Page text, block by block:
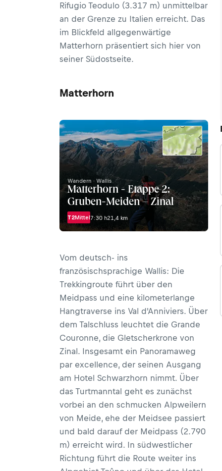
Rifugio Teodulo (3.317 m) unmittelbar
an der Grenze zu Italien erreicht. Das
im Blickfeld allgegenwärtige
Matterhorn präsentiert sich hier von
seiner Südostseite.
Matterhorn
Wandern · Wallis
Matterhorn - Etappe 2:
Gruben-Meiden – Zinal
T2Mittel7:30 h21,4 km
Vom deutsch- ins
französischsprachige Wallis: Die
Trekkingroute führt über den
Meidpass und eine kilometerlange
Hangtraverse ins Val d'Anniviers. Über
dem Talschluss leuchtet die Grande
Couronne, die Gletscherkrone von
Zinal. Insgesamt ein Panoramaweg
par excellence, der seinen Ausgang
am Hotel Schwarzhorn nimmt. Über
das Turtmanntal geht es zunächst
vorbei an den schmucken Alpweilern
von Meide, ehe der Meidsee passiert
und bald darauf der Meidpass (2.790
m) erreicht wird. In südwestlicher
Richtung führt die Route weiter ins